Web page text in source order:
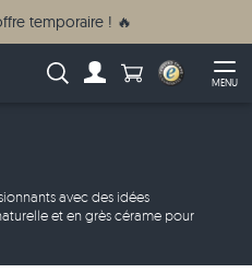
temporaire ! 🔥
MENU
Recherche :Anzahl
avec des idées
et en grès cérame pour